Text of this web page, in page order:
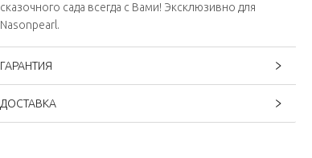
сказочного сада всегда с Вами! Эксклюзивно для
Nasonpearl.
ГАРАНТИЯ
ДОСТАВКА